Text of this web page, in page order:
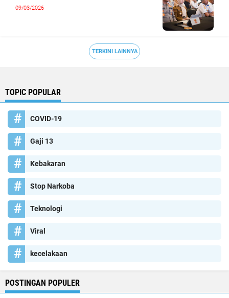
09/03/2026
TERKINI LAINNYA
TOPIC POPULAR
COVID-19
Gaji 13
Kebakaran
Stop Narkoba
Teknologi
Viral
kecelakaan
POSTINGAN POPULER